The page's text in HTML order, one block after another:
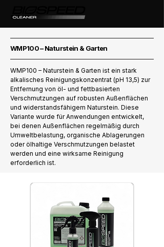
WMP100 – Naturstein & Garten
WMP100 – Naturstein & Garten ist ein stark
alkalisches Reinigungskonzentrat (pH 13,5) zur
Entfernung von öl- und fettbasierten
Verschmutzungen auf robusten Außenflächen
und widerstandsfähigem Naturstein. Diese
Variante wurde für Anwendungen entwickelt,
bei denen Außenflächen regelmäßig durch
Umweltbelastung, organische Ablagerungen
oder ölhaltige Verschmutzungen belastet
werden und eine wirksame Reinigung
erforderlich ist.